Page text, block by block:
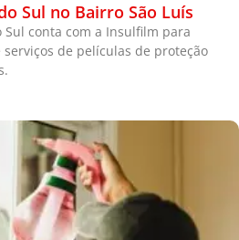
Sul no Bairro São Luís
Sul conta com a Insulfilm para
de películas de proteção